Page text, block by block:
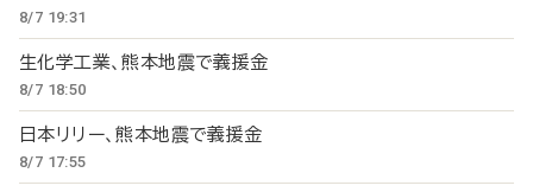
8/7 19:31
生化学工業、熊本地震で義援金
8/7 18:50
日本リリー、熊本地震で義援金
8/7 17:55